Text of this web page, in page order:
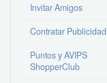
Invitar Amigos
Contratar Publicidad
Puntos y AVIPS
ShopperClub